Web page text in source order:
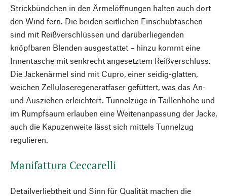
Strickbündchen in den Ärmelöffnungen halten auch dort
den Wind fern. Die beiden seitlichen Einschubtaschen
sind mit Reißverschlüssen und darüberliegenden
knöpfbaren Blenden ausgestattet – hinzu kommt eine
Innentasche mit senkrecht angesetztem Reißverschluss.
Die Jackenärmel sind mit Cupro, einer seidig-glatten,
weichen Zelluloseregeneratfaser gefüttert, was das An-
und Ausziehen erleichtert. Tunnelzüge in Taillenhöhe und
im Rumpfsaum erlauben eine Weitenanpassung der Jacke,
auch die Kapuzenweite lässt sich mittels Tunnelzug
regulieren.
Manifattura Ceccarelli
Detailverliebtheit und Sinn für Qualität machen die